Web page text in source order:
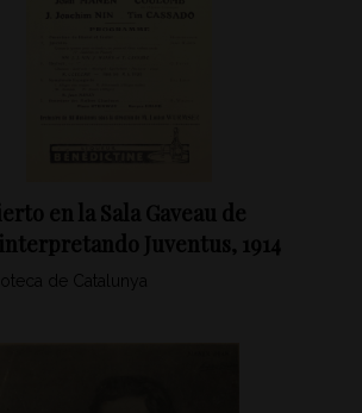
en la Sala Gaveau de
Juventus, 1914
de Catalunya